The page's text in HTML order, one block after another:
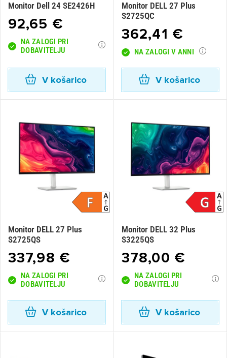
Monitor Dell 24 SE2426H
92,65 €
NA ZALOGI PRI
DOBAVITELJU
V košarico
Monitor DELL 27 Plus
S2725QC
362,41 €
NA ZALOGI V ANNI
V košarico
Monitor DELL 27 Plus
S2725QS
337,98 €
NA ZALOGI PRI
DOBAVITELJU
V košarico
Monitor DELL 32 Plus
S3225QS
378,00 €
NA ZALOGI PRI
DOBAVITELJU
V košarico